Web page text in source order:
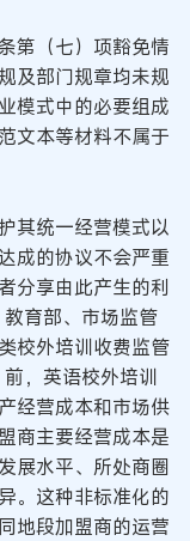
第（七）项豁免情
及部门规章均未规
模式中的必要组成
文本等材料不属于
其统一经营模式以
成的协议不会严重
分享由此产生的利
育部、市场监管
校外培训收费监管
，英语校外培训
经营成本和市场供
商主要经营成本是
展水平、所处商圈
。这种非标准化的
地段加盟商的运营